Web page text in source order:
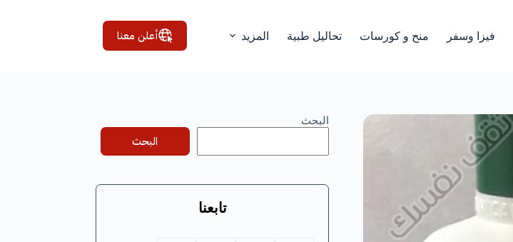
فيزا وسفر منح و كورسات تحاليل طبية المزيد أعلن معنا
البحث
البحث
تابعنا